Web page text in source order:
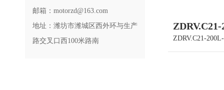
邮箱：motorzd@163.com
地址：潍坊市潍城区西外环与生产
路交叉口西100米路南
ZDRV.C21-